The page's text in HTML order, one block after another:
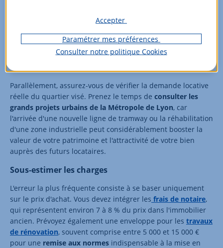
compromettre la réussite de votre projet. Pour sécuriser
votre acquisition, il est impératif d'étudier précisément les
prix pratiqués en consultantles données de l'Inseeet des
notaires du Rhône. Cette démarche vous permet d'acheter
au juste prix et d'éviter les secteurs surévalués.
Parallèlement, assurez-vous de vérifier la demande locative
réelle du quartier visé. Prenez le temps de consulter les
grands projets urbains de la Métropole de Lyon, car
l'arrivée d'une nouvelle ligne de tramway ou la réhabilitation
d'une zone industrielle peut considérablement booster la
valeur de votre patrimoine et l'attractivité de votre bien
auprès des futurs locataires.
Sous-estimer les charges
L'erreur la plus fréquente consiste à se baser uniquement
sur le prix d'achat. Vous devez intégrer les frais de notaire,
qui représentent environ 7 à 8 % du prix dans l'immobilier
ancien. Prévoyez également une enveloppe pour les travaux
de rénovation, souvent comprise entre 5 000 et 15 000 €
pour une remise aux normes indispensable à la mise en
Accepter
Paramétrer mes préférences
Consulter notre politique Cookies